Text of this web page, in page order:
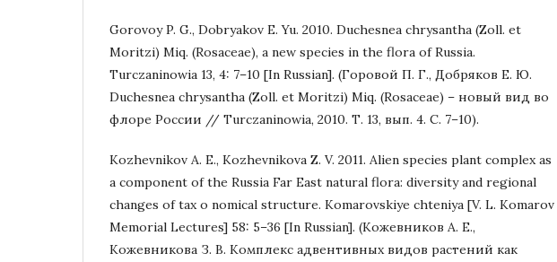
Gorovoy P. G., Dobryakov E. Yu. 2010. Duchesnea chrysantha (Zoll. et
Moritzi) Miq. (Rosaceae), a new species in the flora of Russia.
Turczaninowia 13, 4: 7–10 [In Russian]. (Горовой П. Г., Добряков Е. Ю.
Duchesnea chrysantha (Zoll. et Moritzi) Miq. (Rosaceae) – новый вид во
флоре России // Turczaninowia, 2010. Т. 13, вып. 4. С. 7–10).
Kozhevnikov A. E., Kozhevnikova Z. V. 2011. Alien species plant complex as
a component of the Russia Far East natural flora: diversity and regional
changes of tax o nomical structure. Komarovskiye chteniya [V. L. Komarov
Memorial Lectures] 58: 5–36 [In Russian]. (Кожевников А. Е.,
Кожевникова З. В. Комплекс адвентивных видов растений как